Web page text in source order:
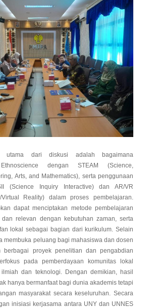
utama dari diskusi adalah bagaimana
Ethnoscience dengan STEAM (Science,
Arts, and Mathematics), serta penggunaan
(Science Inquiry Interactive) dan AR/VR
Virtual Reality) dalam proses pembelajaran.
dapat menciptakan metode pembelajaran
relevan dengan kebutuhan zaman, serta
lokal sebagai bagian dari kurikulum. Selain
membuka peluang bagi mahasiswa dan dosen
berbagai proyek penelitian dan pengabdian
pada pemberdayaan komunitas lokal
dan teknologi. Dengan demikian, hasil
hanya bermanfaat bagi dunia akademis tetapi
masyarakat secara keseluruhan. Secara
inisiasi kerjasama antara UNY dan UNNES